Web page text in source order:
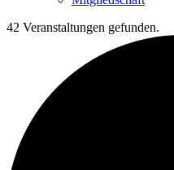
42 Veranstaltungen gefunden.